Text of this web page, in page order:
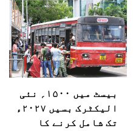
بیسٹ میں ۱۵۰۰؍ نئی
الیکٹرک بسیں ۲۰۲۷ء
تک شامل کرنے کا